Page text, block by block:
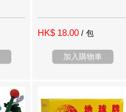
HK$ 18.00 / 包
加入購物車